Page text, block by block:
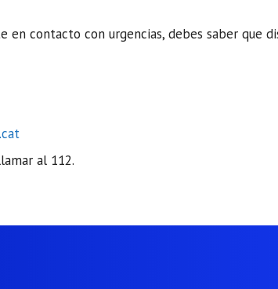
contacto con urgencias, debes saber que
al 112.